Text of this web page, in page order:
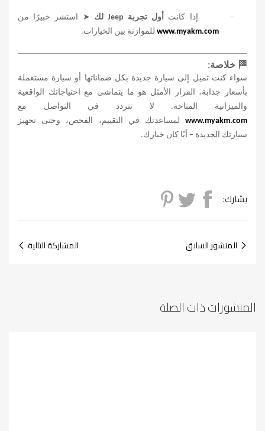
· إذا كانت أول تجربة Jeepلك ➤
استشر خبيرًا من
www.myakm.com للموازنة بين الخيارات.
🏁 خلاصة:
سواء كنت تميل إلى سيارة جديدة بكل ضماناتها أو سيارة مستعملة
بأسعار جذابة، القرار الأمثل هو ما يتماشى مع احتياجاتك الواقعية
والميزانية المتاحة. لا تتردد في التواصل مع
www.myakm.com
لمساعدتك في التقييم، الفحص، وحتى تجهيز
سيارتك الجديدة – أيًا كان خيارك.
يشارك:
المنشور السابق المشاركة التالية
المنشورات ذات الصلة